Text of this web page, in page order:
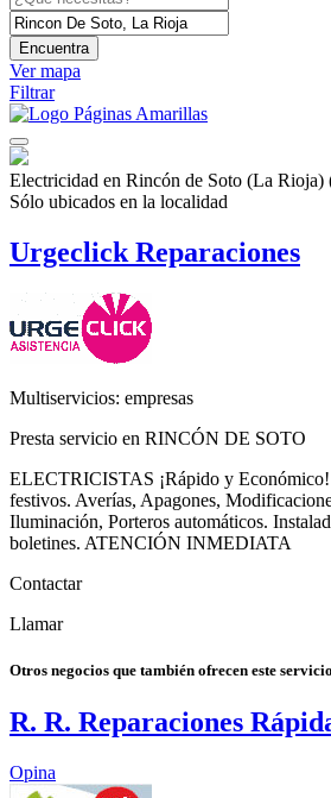
Encuentra
Ver mapa
Filtrar
Electricidad en Rincón de Soto (La Rioja)
Sólo ubicados en la localidad
Urgeclick Reparaciones
Multiservicios: empresas
Presta servicio en RINCÓN DE SOTO
ELECTRICISTAS ¡Rápido y
festivos. Averías, Apagones,
Iluminación, Porteros automáticos.
boletines. ATENCIÓN INMEDIATA
Contactar
Llamar
Otros negocios que también ofrecen este servicio
R. R. Reparaciones
Opina